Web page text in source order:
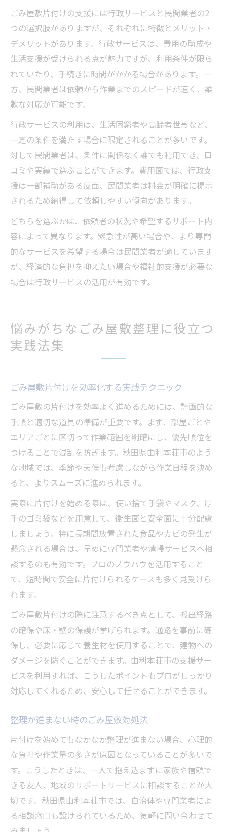
ごみ屋敷片付けの支援には行政サービスと民間業者の2
つの選択肢がありますが、それぞれに特徴とメリット・
デメリットがあります。行政サービスは、費用の助成や
生活支援が受けられる点が魅力ですが、利用条件が限ら
れていたり、手続きに時間がかかる場合があります。一
方、民間業者は依頼から作業までのスピードが速く、柔
軟な対応が可能です。
行政サービスの利用は、生活困窮者や高齢者世帯など、
一定の条件を満たす場合に限定されることが多いです。
対して民間業者は、条件に関係なく誰でも利用でき、口
コミや実績で選ぶことができます。費用面では、行政支
援は一部補助がある反面、民間業者は料金が明確に提示
されるため納得して依頼しやすい傾向があります。
どちらを選ぶかは、依頼者の状況や希望するサポート内
容によって異なります。緊急性が高い場合や、より専門
的なサービスを希望する場合は民間業者が適しています
が、経済的な負担を抑えたい場合や福祉的支援が必要な
場合は行政サービスの活用が有効です。
悩みがちなごみ屋敷整理に役立つ
実践法集
ごみ屋敷片付けを効率化する実践テクニック
ごみ屋敷の片付けを効率よく進めるためには、計画的な
手順と適切な道具の準備が重要です。まず、部屋ごとや
エリアごとに区切って作業範囲を明確にし、優先順位を
つけることで混乱を防ぎます。秋田県由利本荘市のよう
な地域では、季節や天候も考慮しながら作業日程を決め
ると、よりスムーズに進められます。
実際に片付けを始める際は、使い捨て手袋やマスク、厚
手のゴミ袋などを用意して、衛生面と安全面に十分配慮
しましょう。特に長期間放置された食品やカビの発生が
懸念される場合は、早めに専門業者や清掃サービスへ相
談するのも有効です。プロのノウハウを活用すること
で、短時間で安全に片付けられるケースも多く見受けら
れます。
ごみ屋敷片付けの際に注意するべき点として、搬出経路
の確保や床・壁の保護が挙げられます。通路を事前に確
保し、必要に応じて養生材を使用することで、建物への
ダメージを防ぐことができます。由利本荘市の支援サー
ビスを利用すれば、こうしたポイントもプロがしっかり
対応してくれるため、安心して任せることができます。
整理が進まない時のごみ屋敷対処法
片付けを始めてもなかなか整理が進まない場合、心理的
な負担や作業量の多さが原因となっていることが多いで
す。こうしたときは、一人で抱え込まずに家族や信頼で
きる友人、地域のサポートサービスに相談することが大
切です。秋田県由利本荘市では、自治体や専門業者によ
る相談窓口も設けられているため、気軽に問い合わせて